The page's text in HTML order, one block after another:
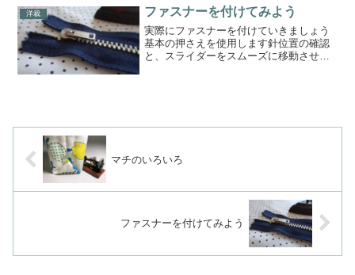
話をしましたそのお話は、最後に載せて
おきますのでよろしけれ...
洋裁 ファスナーを付けてみよう
実際にファスナーを付けていきましょう
基本の押さえを使用します針位置の確認
と、スライダーをスムーズに移動させる
マチのいろいろ
ファスナーを付けてみよう